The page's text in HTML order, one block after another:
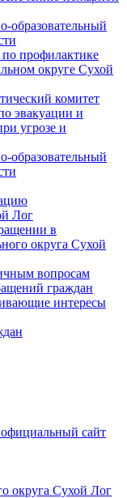
образовательный
профилактике
округе Сухой
комитет
эвакуации и
угрозе и
образовательный
Лог
в
округа Сухой
вопросам
граждан
интересы
сайт
округа Сухой Лог